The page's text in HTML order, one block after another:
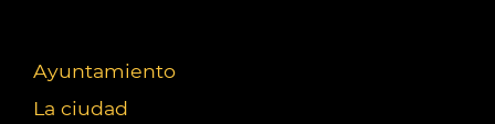
Ayuntamiento
La ciudad